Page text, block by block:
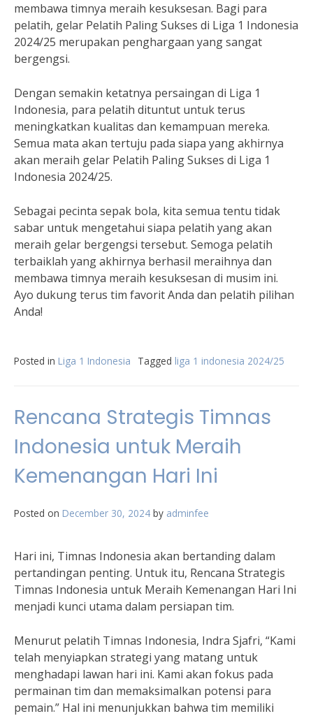
membawa timnya meraih kesuksesan. Bagi para
pelatih, gelar Pelatih Paling Sukses di Liga 1 Indonesia
2024/25 merupakan penghargaan yang sangat
bergengsi.
Dengan semakin ketatnya persaingan di Liga 1
Indonesia, para pelatih dituntut untuk terus
meningkatkan kualitas dan kemampuan mereka.
Semua mata akan tertuju pada siapa yang akhirnya
akan meraih gelar Pelatih Paling Sukses di Liga 1
Indonesia 2024/25.
Sebagai pecinta sepak bola, kita semua tentu tidak
sabar untuk mengetahui siapa pelatih yang akan
meraih gelar bergengsi tersebut. Semoga pelatih
terbaiklah yang akhirnya berhasil meraihnya dan
membawa timnya meraih kesuksesan di musim ini.
Ayo dukung terus tim favorit Anda dan pelatih pilihan
Anda!
Posted in Liga 1 Indonesia Tagged liga 1 indonesia 2024/25
Rencana Strategis Timnas
Indonesia untuk Meraih
Kemenangan Hari Ini
Posted on December 30, 2024 by adminfee
Hari ini, Timnas Indonesia akan bertanding dalam
pertandingan penting. Untuk itu, Rencana Strategis
Timnas Indonesia untuk Meraih Kemenangan Hari Ini
menjadi kunci utama dalam persiapan tim.
Menurut pelatih Timnas Indonesia, Indra Sjafri, “Kami
telah menyiapkan strategi yang matang untuk
menghadapi lawan hari ini. Kami akan fokus pada
permainan tim dan memaksimalkan potensi para
pemain.” Hal ini menunjukkan bahwa tim memiliki